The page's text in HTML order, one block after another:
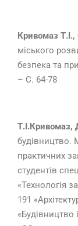
Кривомаз
міського
безпека та
– С. 64-78
Т.І.Кривомаз,
будівництво.
практичних
студентів
«Технологія
191
«Будівництво